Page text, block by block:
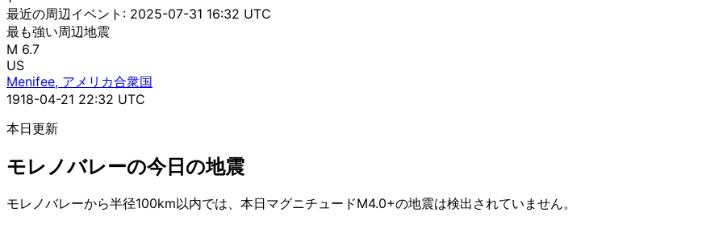
最近の周辺イベント: 2025-07-31 16:32 UTC
最も強い周辺地震
M 6.7
US
Menifee, アメリカ合衆国
1918-04-21 22:32 UTC
本日更新
モレノバレーの今日の地震
モレノバレーから半径100km以内では、本日マグニチュードM4.0+の地震は検出されていません。